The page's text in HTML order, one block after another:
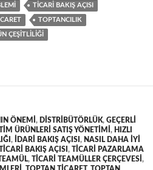
TICARI BAKIŞ AÇISI
TOPTANCILIK
ÇEŞITLILIĞI
ÖNEMI , DISTRIBÜTÖRLÜK, GEÇERLI
ÜRÜNLERI SATIŞ YÖNETIMI , HIZLI
, IDARI BAKIŞ AÇISI , NASIL DAHA IYI
BAKIŞ AÇISI , TICARI PAZARLAMA
, TICARI TEAMÜLLER ÇERÇEVESI ,